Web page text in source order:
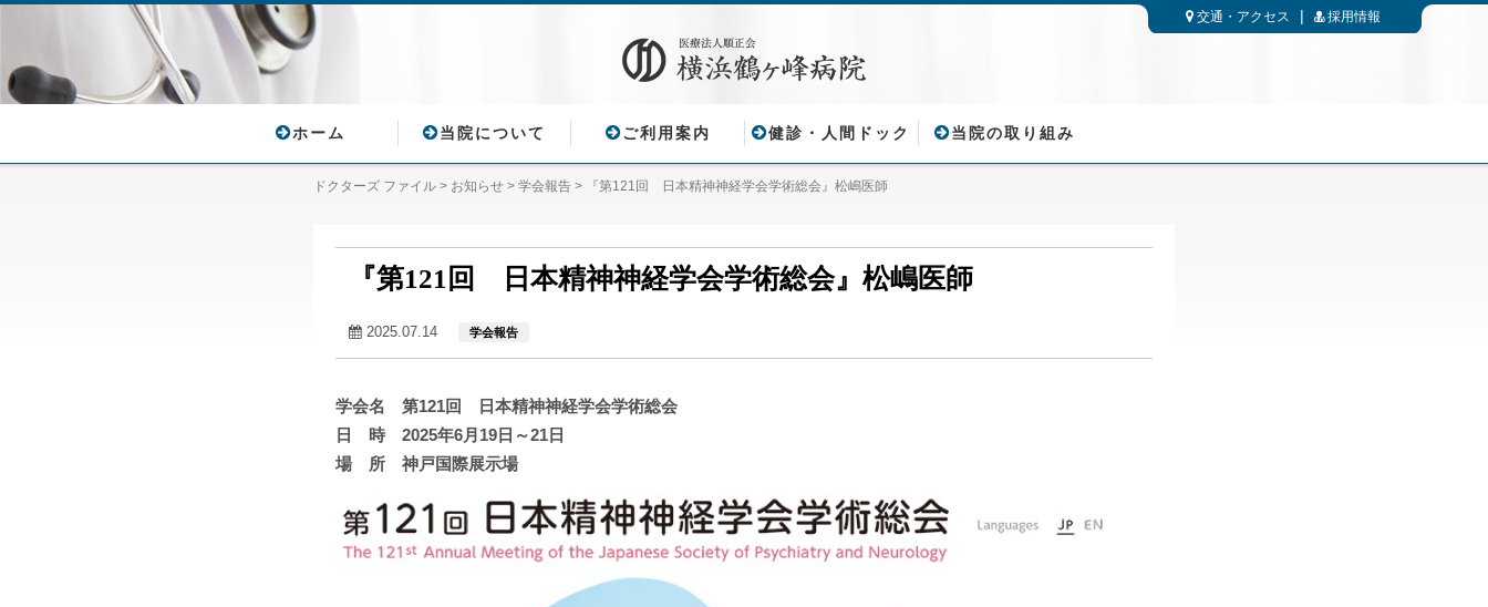
交通・アクセス 採用情報
ホーム 当院について ご利用案内 健診・人間ドック 当院の取り組み
ドクターズ ファイル> お知らせ> 学会報告> 『第121回 日本精神神経学会学術総会』松嶋医師
『第121回 日本精神神経学会学術総会』松嶋医師
2025.07.14 学会報告
学会名 第121回 日本精神神経学会学術総会
日 時 2025年6月19日～21日
場 所 神戸国際展示場